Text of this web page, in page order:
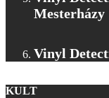
Mesterházy
Vinyl
KULT